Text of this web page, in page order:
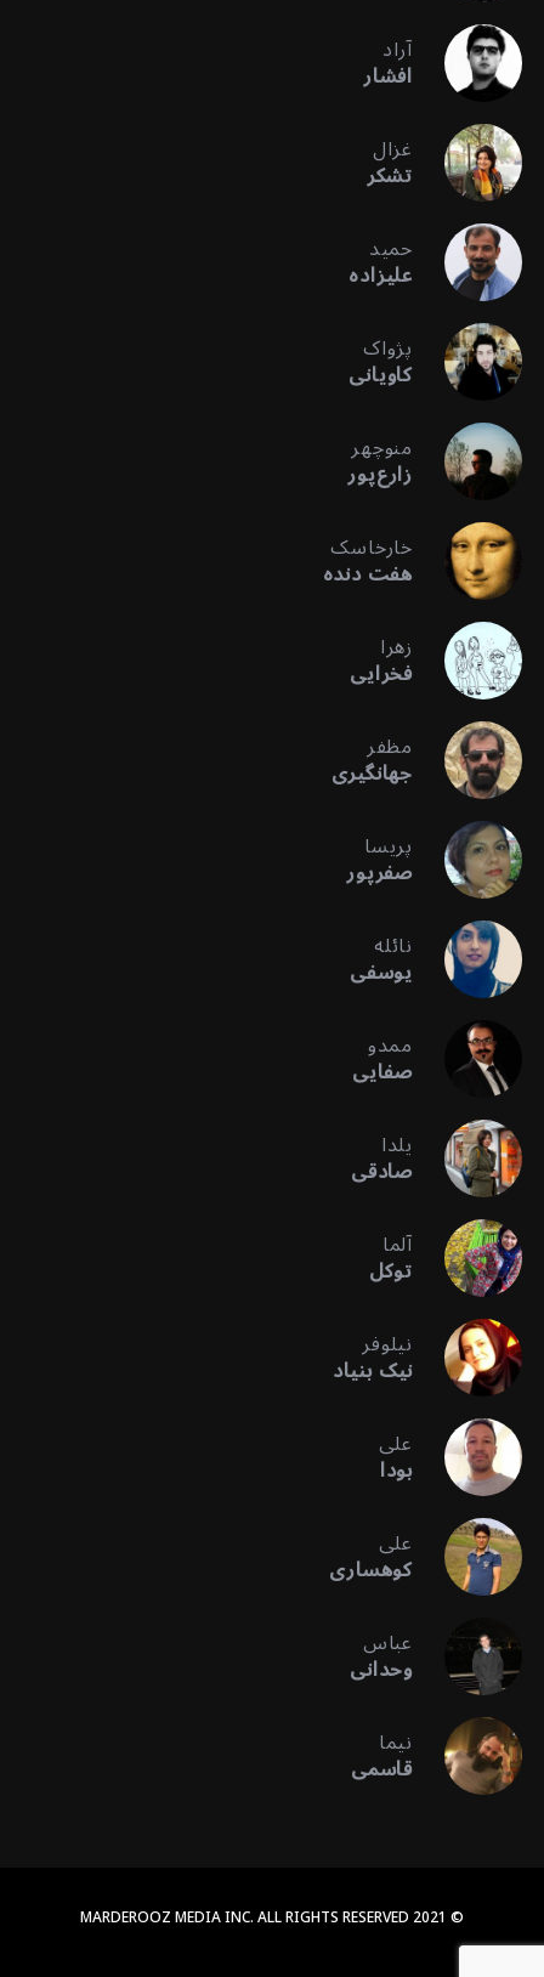
آراد
افشار
غزال
تشکر
حمید
علیزاده
پژواک
کاویانی
منوچهر
زارع‌پور
خارخاسک
هفت دنده
زهرا
فخرایی
مظفر
جهانگیری
پریسا
صفرپور
نائله
یوسفی
ممدو
صفایی
یلدا
صادقی
آلما
توکل
نیلوفر
نیک بنیاد
علی
بودا
علی
کوهساری
عباس
وحدانی
نیما
قاسمی
© 2021 MARDEROOZ MEDIA INC. ALL RIGHTS RESERVED